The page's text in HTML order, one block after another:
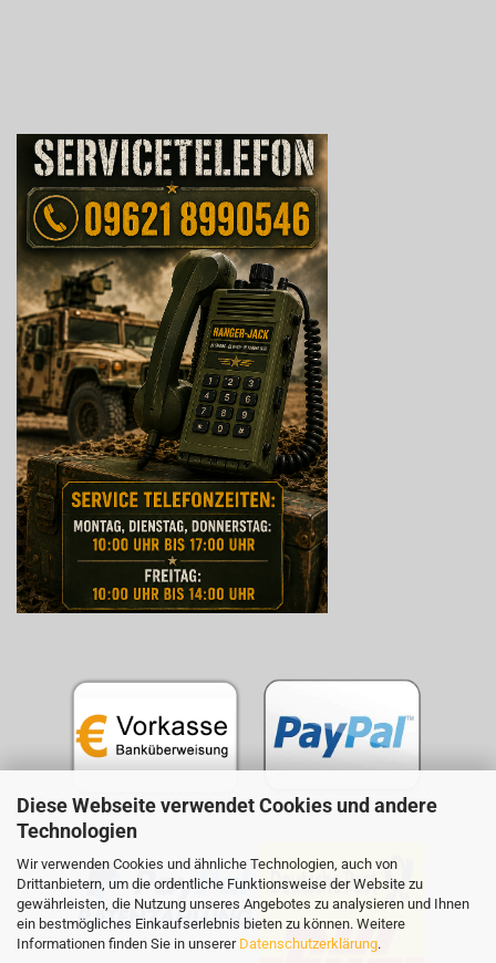
Diese Webseite verwendet Cookies und andere
Technologien
Wir verwenden Cookies und ähnliche Technologien, auch von
Drittanbietern, um die ordentliche Funktionsweise der Website zu
gewährleisten, die Nutzung unseres Angebotes zu analysieren und Ihnen
ein bestmögliches Einkaufserlebnis bieten zu können. Weitere
Informationen finden Sie in unserer Datenschutzerklärung.